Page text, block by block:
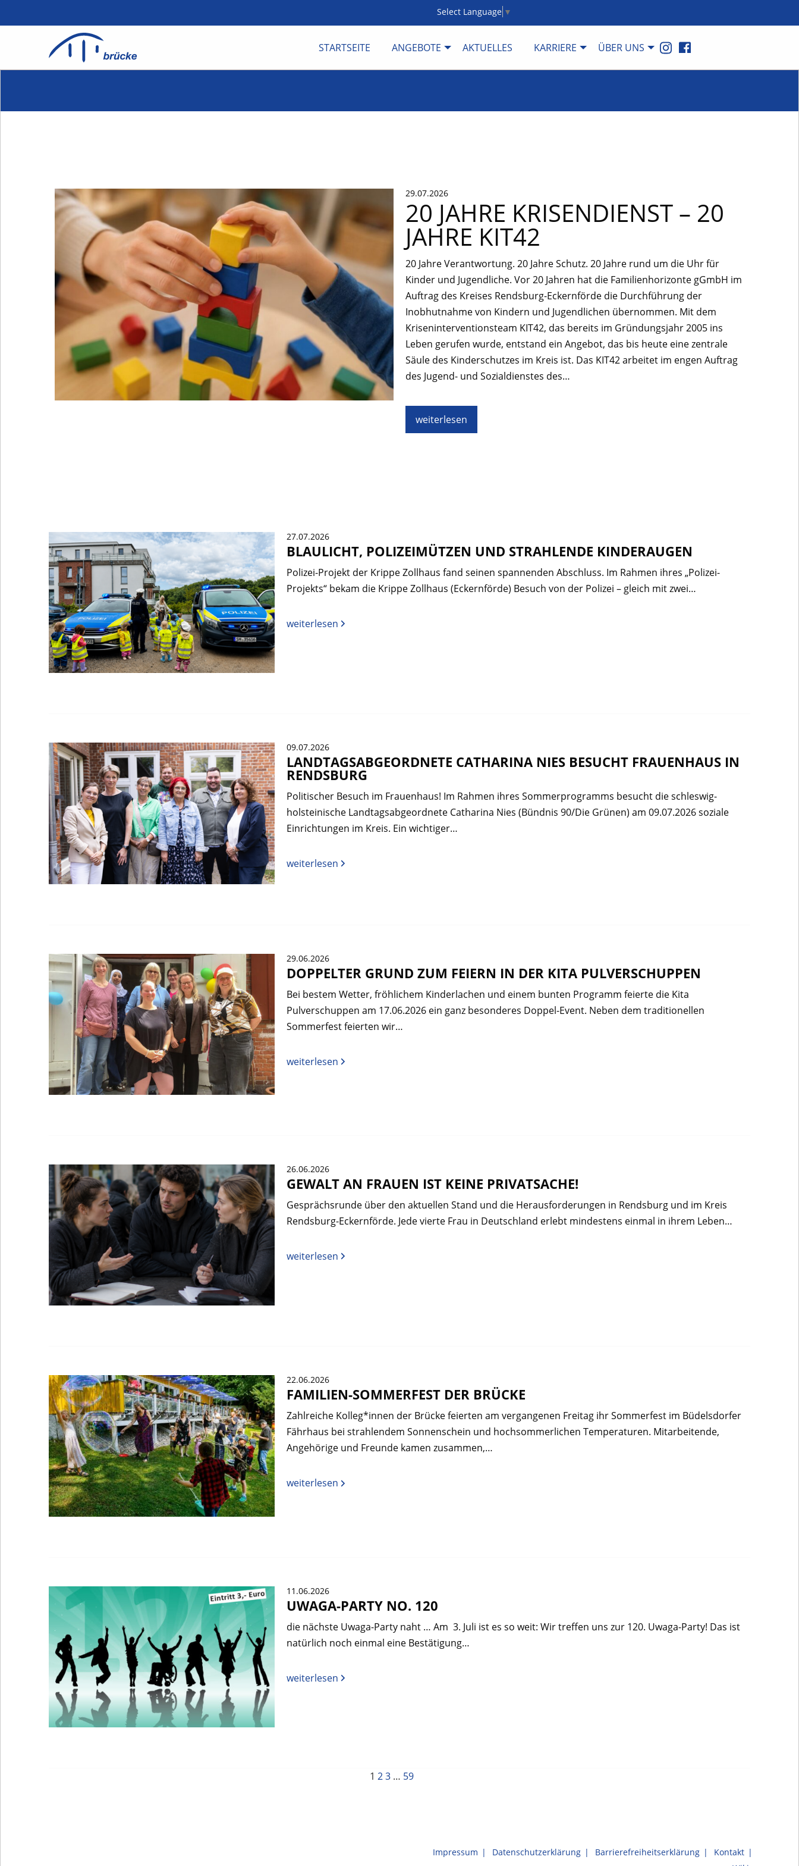
Select Language ▼
STARTSEITE ANGEBOTE AKTUELLES KARRIERE ÜBER UNS
29.07.2026
20 JAHRE KRISENDIENST – 20
JAHRE KIT42
20 Jahre Verantwortung. 20 Jahre Schutz. 20 Jahre rund um die Uhr für
Kinder und Jugendliche. Vor 20 Jahren hat die Familienhorizonte gGmbH im
Auftrag des Kreises Rendsburg-Eckernförde die Durchführung der
Inobhutnahme von Kindern und Jugendlichen übernommen. Mit dem
Kriseninterventionsteam KIT42, das bereits im Gründungsjahr 2005 ins
Leben gerufen wurde, entstand ein Angebot, das bis heute eine zentrale
Säule des Kinderschutzes im Kreis ist. Das KIT42 arbeitet im engen Auftrag
des Jugend- und Sozialdienstes des…
weiterlesen
27.07.2026
BLAULICHT, POLIZEIMÜTZEN UND STRAHLENDE KINDERAUGEN
Polizei-Projekt der Krippe Zollhaus fand seinen spannenden Abschluss. Im Rahmen ihres „Polizei-
Projekts“ bekam die Krippe Zollhaus (Eckernförde) Besuch von der Polizei – gleich mit zwei…
weiterlesen
09.07.2026
LANDTAGSABGEORDNETE CATHARINA NIES BESUCHT FRAUENHAUS IN
RENDSBURG
Politischer Besuch im Frauenhaus! Im Rahmen ihres Sommerprogramms besucht die schleswig-
holsteinische Landtagsabgeordnete Catharina Nies (Bündnis 90/Die Grünen) am 09.07.2026 soziale
Einrichtungen im Kreis. Ein wichtiger…
weiterlesen
29.06.2026
DOPPELTER GRUND ZUM FEIERN IN DER KITA PULVERSCHUPPEN
Bei bestem Wetter, fröhlichem Kinderlachen und einem bunten Programm feierte die Kita
Pulverschuppen am 17.06.2026 ein ganz besonderes Doppel-Event. Neben dem traditionellen
Sommerfest feierten wir…
weiterlesen
26.06.2026
GEWALT AN FRAUEN IST KEINE PRIVATSACHE!
Gesprächsrunde über den aktuellen Stand und die Herausforderungen in Rendsburg und im Kreis
Rendsburg-Eckernförde. Jede vierte Frau in Deutschland erlebt mindestens einmal in ihrem Leben…
weiterlesen
22.06.2026
FAMILIEN-SOMMERFEST DER BRÜCKE
Zahlreiche Kolleg*innen der Brücke feierten am vergangenen Freitag ihr Sommerfest im Büdelsdorfer
Fährhaus bei strahlendem Sonnenschein und hochsommerlichen Temperaturen. Mitarbeitende,
Angehörige und Freunde kamen zusammen,…
weiterlesen
11.06.2026
UWAGA-PARTY NO. 120
die nächste Uwaga-Party naht … Am 3. Juli ist es so weit: Wir treffen uns zur 120. Uwaga-Party! Das ist
natürlich noch einmal eine Bestätigung…
weiterlesen
1 2 3 … 59
Impressum Datenschutzerklärung Barrierefreiheitserklärung
Kontakt